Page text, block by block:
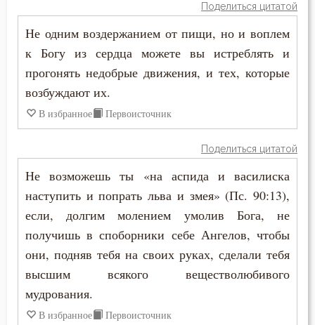
Дух Святой
Жизнь
Зло
Искушение
Искушение в смертный час
Кротость
Молитва
Мытарство
Амвросий Оптинский (Гренков)
Антоний Великий
Антоний Оптинский (Путилов)
Афанасий Великий
Варсонофий Оптинский (Плиханков)
Григорий Богослов
Григорий Нисский
Григорий Палама
Поделиться цитатой
Не одним воздержанием от пищи, но и воплем
к Богу из сердца можете вы истреблять и
прогонять недобрые движения, и тех, которые
возбуждают их.
В избранное Первоисточник
Поделиться цитатой
Не возможешь ты «на аспида и василиска
наступить и попрать льва и змея» (Пс. 90:13),
если, долгим молением умолив Бога, не
получишь в споборники себе Ангелов, чтобы
они, подняв тебя на своих руках, сделали тебя
высшим всякого веществолюбивого
мудрования.
В избранное Первоисточник